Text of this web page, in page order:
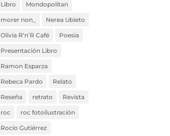
Libro Mondopolitan
morer non_ Nerea Ubieto
Olivia R’n’R Café Poesia
Presentación Libro
Ramon Esparza
Rebeca Pardo Relato
Reseña retrato Revista
roc roc fotoilustración
Rocío Gutiérrez